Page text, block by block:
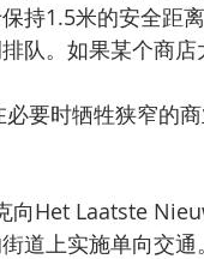
持1.5米的安全距
队。如果某个商
要时牺牲狭窄的
向Het Laatste
道上实施单向交